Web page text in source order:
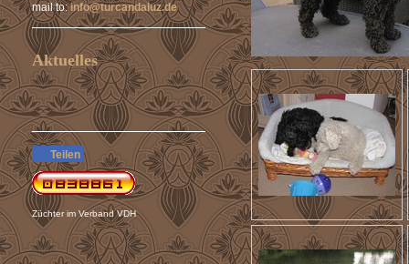
mail to:info@turcandaluz.de
Aktuelles
Teilen
Züchter im Verband VDH